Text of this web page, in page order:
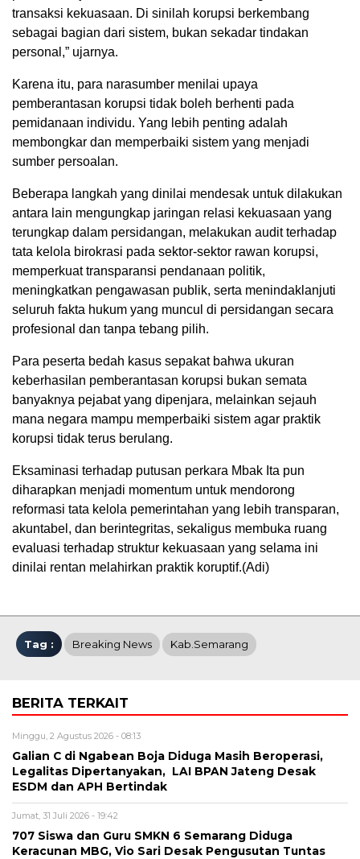
transaksi kekuasaan. Di sinilah korupsi berkembang
sebagai bagian dari sistem, bukan sekadar tindakan
personal,” ujarnya.
Karena itu, para narasumber menilai upaya
pemberantasan korupsi tidak boleh berhenti pada
pemidanaan individu. Yang lebih penting adalah
membongkar dan memperbaiki sistem yang menjadi
sumber persoalan.
Beberapa langkah yang dinilai mendesak untuk dilakukan
antara lain mengungkap jaringan relasi kekuasaan yang
terungkap dalam persidangan, melakukan audit terhadap
tata kelola birokrasi pada sektor-sektor rawan korupsi,
memperkuat transparansi pendanaan politik,
meningkatkan pengawasan publik, serta menindaklanjuti
seluruh fakta hukum yang muncul di persidangan secara
profesional dan tanpa tebang pilih.
Para peserta bedah kasus sepakat bahwa ukuran
keberhasilan pemberantasan korupsi bukan semata
banyaknya pejabat yang dipenjara, melainkan sejauh
mana negara mampu memperbaiki sistem agar praktik
korupsi tidak terus berulang.
Eksaminasi terhadap putusan perkara Mbak Ita pun
diharapkan menjadi momentum untuk mendorong
reformasi tata kelola pemerintahan yang lebih transparan,
akuntabel, dan berintegritas, sekaligus membuka ruang
evaluasi terhadap struktur kekuasaan yang selama ini
dinilai rentan melahirkan praktik koruptif.(Adi)
Tag : Breaking News Kab.Semarang
BERITA TERKAIT
Minggu, 2 Agustus 2026 - 08:13
Galian C di Ngabean Boja Diduga Masih Beroperasi,
Legalitas Dipertanyakan, LAI BPAN Jateng Desak
ESDM dan APH Bertindak
Jumat, 31 Juli 2026 - 19:42
707 Siswa dan Guru SMKN 6 Semarang Diduga
Keracunan MBG, Vio Sari Desak Pengusutan Tuntas